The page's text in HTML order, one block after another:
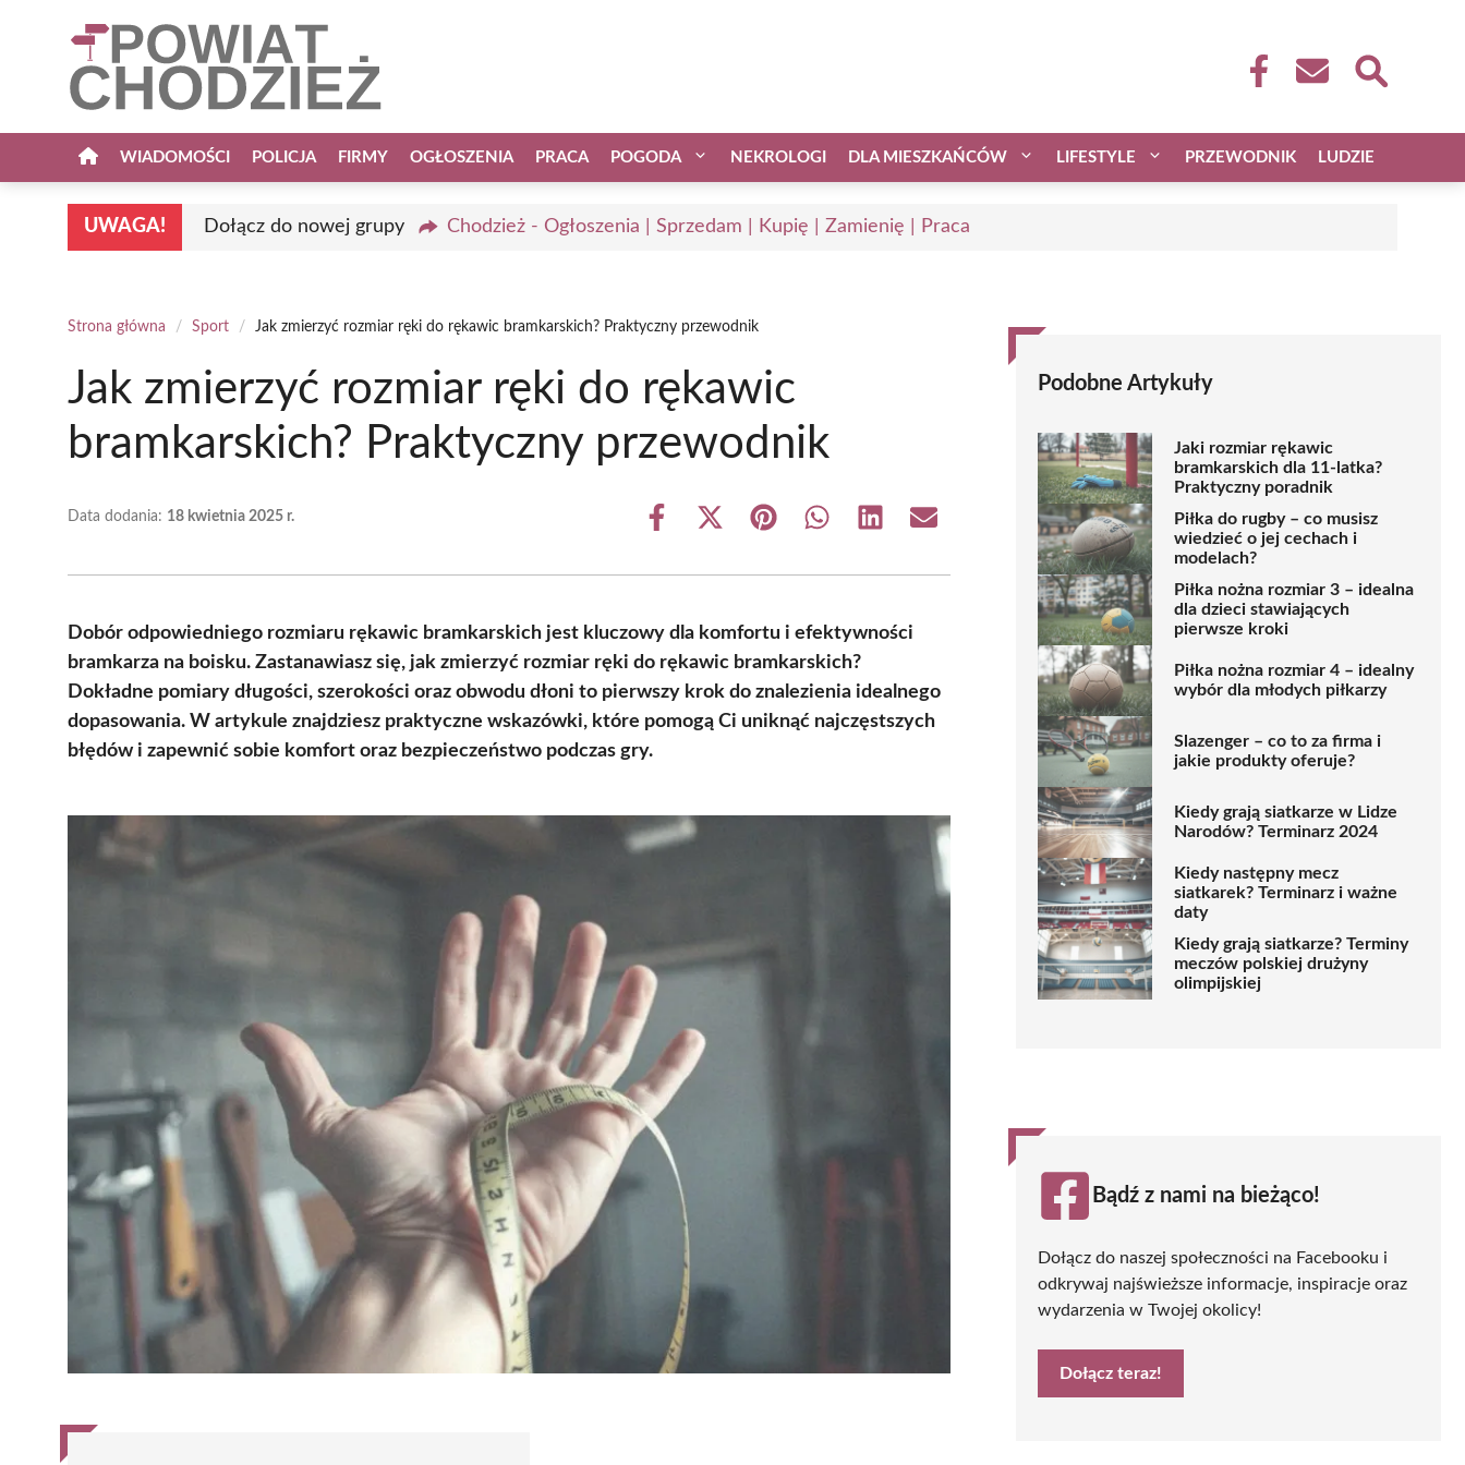
WIADOMOŚCI POLICJA FIRMY OGŁOSZENIA PRACA POGODA NEKROLOGI DLA MIESZKAŃCÓW LIFESTYLE PRZEWODNIK LUDZIE
UWAGA! Dołącz do nowej grupy Chodzież - Ogłoszenia | Sprzedam | Kupię | Zamienię | Praca
Strona główna / Sport / Jak zmierzyć rozmiar ręki do rękawic bramkarskich? Praktyczny przewodnik
Jak zmierzyć rozmiar ręki do rękawic
bramkarskich? Praktyczny przewodnik
Data dodania: 18 kwietnia 2025 r.
Share
Share
(Twitter)
Share Share Share Share
Dobór odpowiedniego rozmiaru rękawic bramkarskich jest kluczowy dla komfortu i efektywności
bramkarza na boisku. Zastanawiasz się, jak zmierzyć rozmiar ręki do rękawic bramkarskich?
Dokładne pomiary długości, szerokości oraz obwodu dłoni to pierwszy krok do znalezienia idealnego
dopasowania. W artykule znajdziesz praktyczne wskazówki, które pomogą Ci uniknąć najczęstszych
błędów i zapewnić sobie komfort oraz bezpieczeństwo podczas gry.
Podobne Artykuły
Jaki rozmiar rękawic
bramkarskich dla 11-latka?
Praktyczny poradnik
Piłka do rugby – co musisz
wiedzieć o jej cechach i
modelach?
Piłka nożna rozmiar 3 – idealna
dla dzieci stawiających
pierwsze kroki
Piłka nożna rozmiar 4 – idealny
wybór dla młodych piłkarzy
Slazenger – co to za firma i
jakie produkty oferuje?
Kiedy grają siatkarze w Lidze
Narodów? Terminarz 2024
Kiedy następny mecz
siatkarek? Terminarz i ważne
daty
Kiedy grają siatkarze? Terminy
meczów polskiej drużyny
olimpijskiej
Bądź z nami na bieżąco!
Dołącz do naszej społeczności na Facebooku i
odkrywaj najświeższe informacje, inspiracje oraz
wydarzenia w Twojej okolicy!
Dołącz teraz!